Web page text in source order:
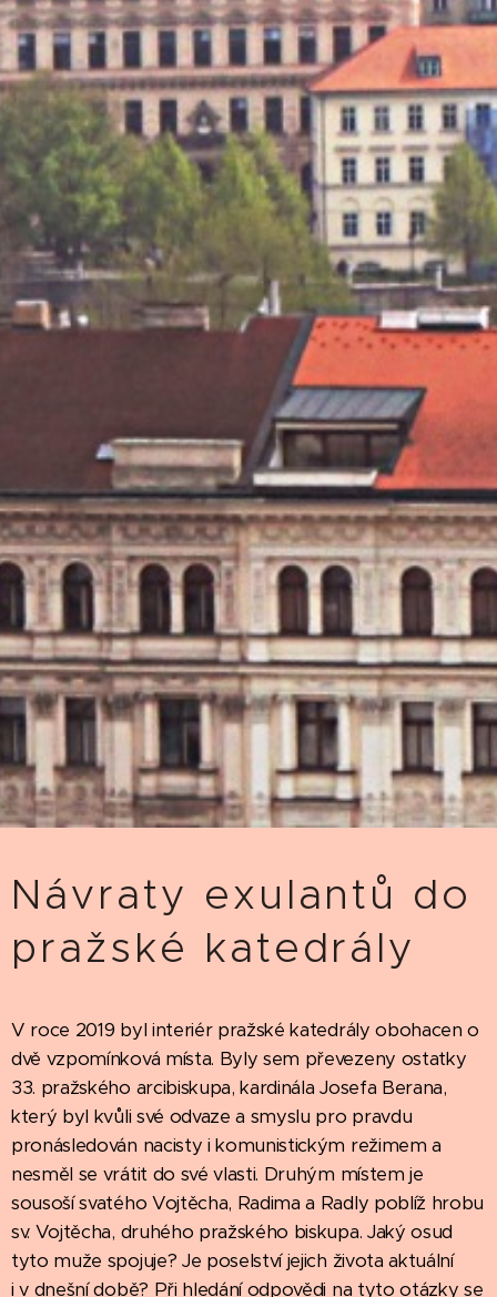
Návraty exulantů do
pražské katedrály
V roce 2019 byl interiér pražské katedrály obohacen o
dvě vzpomínková místa. Byly sem převezeny ostatky
33. pražského arcibiskupa, kardinála Josefa Berana,
který byl kvůli své odvaze a smyslu pro pravdu
pronásledován nacisty i komunistickým režimem a
nesměl se vrátit do své vlasti. Druhým místem je
sousoší svatého Vojtěcha, Radima a Radly poblíž hrobu
sv. Vojtěcha, druhého pražského biskupa. Jaký osud
tyto muže spojuje? Je poselství jejich života aktuální
i v dnešní době? Při hledání odpovědi na tyto otázky se